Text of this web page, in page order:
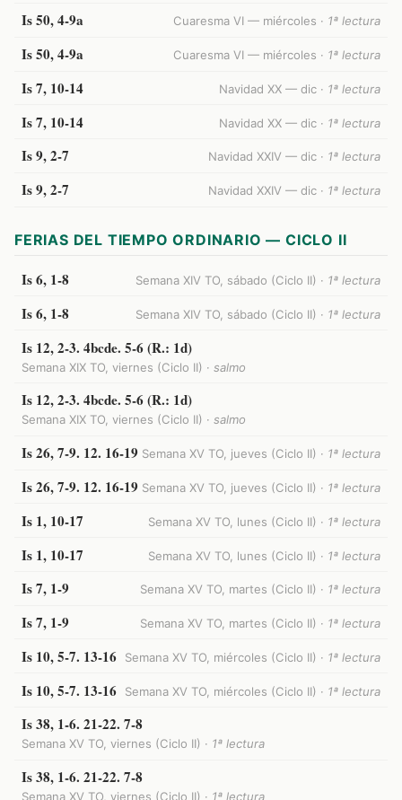
Is 50, 4-9a Cuaresma VI — miércoles · 1ª lectura
Is 50, 4-9a Cuaresma VI — miércoles · 1ª lectura
Is 7, 10-14 Navidad XX — dic · 1ª lectura
Is 7, 10-14 Navidad XX — dic · 1ª lectura
Is 9, 2-7 Navidad XXIV — dic · 1ª lectura
Is 9, 2-7 Navidad XXIV — dic · 1ª lectura
FERIAS DEL TIEMPO ORDINARIO — CICLO II
Is 6, 1-8 Semana XIV TO, sábado (Ciclo II) · 1ª lectura
Is 6, 1-8 Semana XIV TO, sábado (Ciclo II) · 1ª lectura
Is 12, 2-3. 4bcde. 5-6 (R.: 1d)
Semana XIX TO, viernes (Ciclo II) · salmo
Is 12, 2-3. 4bcde. 5-6 (R.: 1d)
Semana XIX TO, viernes (Ciclo II) · salmo
Is 26, 7-9. 12. 16-19 Semana XV TO, jueves (Ciclo II) · 1ª lectura
Is 26, 7-9. 12. 16-19 Semana XV TO, jueves (Ciclo II) · 1ª lectura
Is 1, 10-17 Semana XV TO, lunes (Ciclo II) · 1ª lectura
Is 1, 10-17 Semana XV TO, lunes (Ciclo II) · 1ª lectura
Is 7, 1-9 Semana XV TO, martes (Ciclo II) · 1ª lectura
Is 7, 1-9 Semana XV TO, martes (Ciclo II) · 1ª lectura
Is 10, 5-7. 13-16 Semana XV TO, miércoles (Ciclo II) · 1ª lectura
Is 10, 5-7. 13-16 Semana XV TO, miércoles (Ciclo II) · 1ª lectura
Is 38, 1-6. 21-22. 7-8
Semana XV TO, viernes (Ciclo II) · 1ª lectura
Is 38, 1-6. 21-22. 7-8
Semana XV TO, viernes (Ciclo II) · 1ª lectura